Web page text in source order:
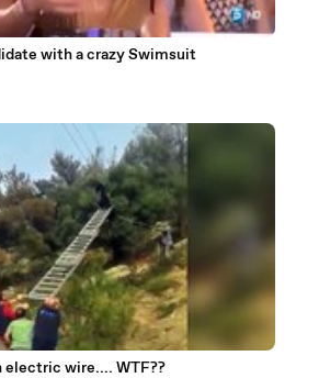
with a crazy Swimsuit
electric wire.... WTF??